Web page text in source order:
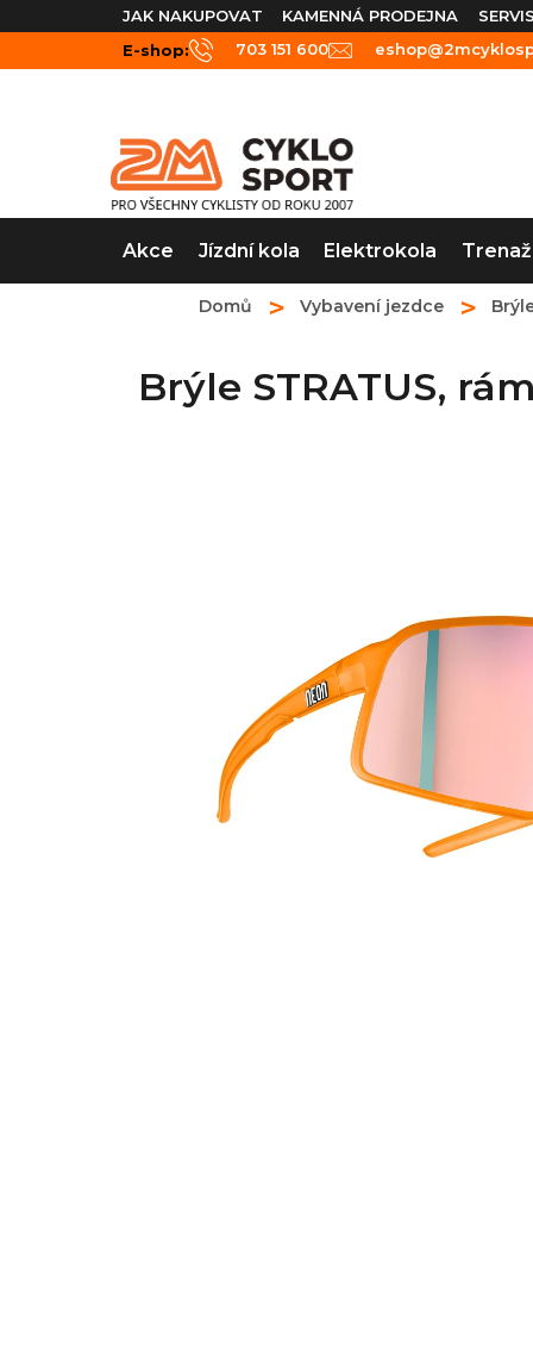
na
obsah
JAK NAKUPOVAT KAMENNÁ PRODEJNA SERVIS
E-shop:
703 151 600
Akce Jízdní kola Elektrokola
Domů Vybavení jezdce
Brýle STRATUS,